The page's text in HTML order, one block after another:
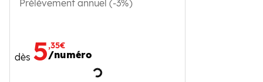
Prélèvement annuel (-3%)
dès 5,35€
/numéro
Chargement